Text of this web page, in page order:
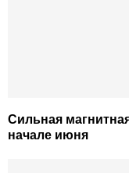
Сильная
начале июня